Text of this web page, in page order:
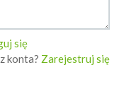
się
konta? Zarejestruj się